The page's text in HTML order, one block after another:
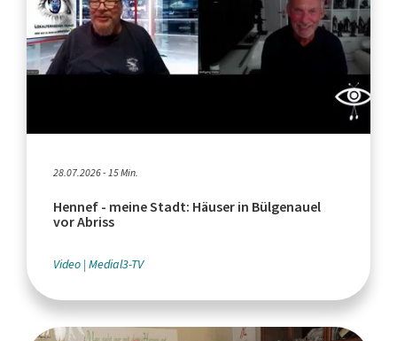
28.07.2026 - 15 Min.
Hennef - meine Stadt: Häuser in Bülgenauel
vor Abriss
Video Medial3-TV